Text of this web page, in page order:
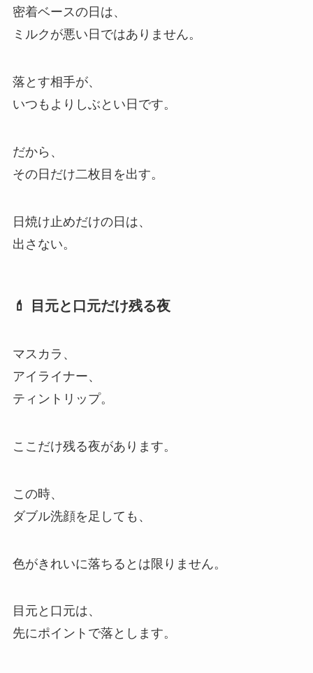
密着ベースの日は、
ミルクが悪い日ではありません。
落とす相手が、
いつもよりしぶとい日です。
だから、
その日だけ二枚目を出す。
日焼け止めだけの日は、
出さない。
💄 目元と口元だけ残る夜
マスカラ、
アイライナー、
ティントリップ。
ここだけ残る夜があります。
この時、
ダブル洗顔を足しても、
色がきれいに落ちるとは限りません。
目元と口元は、
先にポイントで落とします。